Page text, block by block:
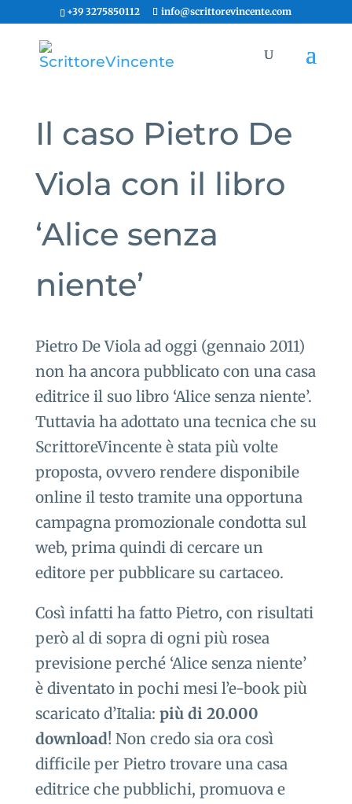
+39 3275850112 info@scrittorevincente.com
Il caso Pietro De
Viola con il libro
‘Alice senza
niente’
Pietro De Viola ad oggi (gennaio 2011)
non ha ancora pubblicato con una casa
editrice il suo libro ‘Alice senza niente’.
Tuttavia ha adottato una tecnica che su
ScrittoreVincente è stata più volte
proposta, ovvero rendere disponibile
online il testo tramite una opportuna
campagna promozionale condotta sul
web, prima quindi di cercare un
editore per pubblicare su cartaceo.
Così infatti ha fatto Pietro, con risultati
però al di sopra di ogni più rosea
previsione perché ‘Alice senza niente’
è diventato in pochi mesi l’e-book più
scaricato d’Italia: più di 20.000
download! Non credo sia ora così
difficile per Pietro trovare una casa
editrice che pubblichi, promuova e